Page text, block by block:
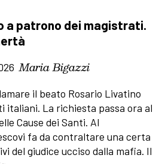
a patrono dei magistrati.
Maria Bigazzi
il beato Rosario Livatino
italiani. La richiesta passa ora al
Cause dei Santi. Al
fa da contraltare una certa
del giudice ucciso dalla mafia. Il